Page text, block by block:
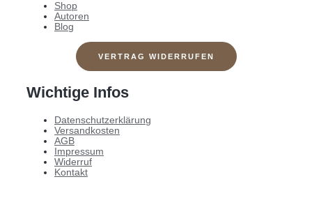
Shop
Autoren
Blog
VERTRAG WIDERRUFEN
Wichtige Infos
Datenschutzerklärung
Versandkosten
AGB
Impressum
Widerruf
Kontakt